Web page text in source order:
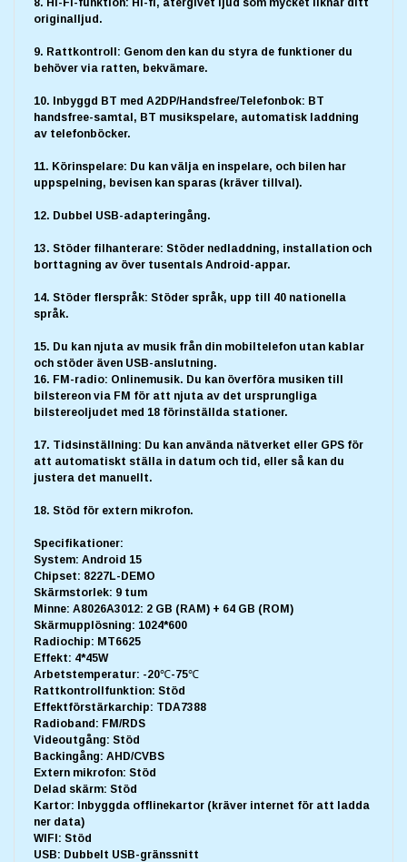
8. Hi-Fi-funktion: Hi-fi, återgivet ljud som mycket liknar ditt
originalljud.
9. Rattkontroll: Genom den kan du styra de funktioner du
behöver via ratten, bekvämare.
10. Inbyggd BT med A2DP/Handsfree/Telefonbok: BT
handsfree-samtal, BT musikspelare, automatisk laddning
av telefonböcker.
11. Körinspelare: Du kan välja en inspelare, och bilen har
uppspelning, bevisen kan sparas (kräver tillval).
12. Dubbel USB-adapteringång.
13. Stöder filhanterare: Stöder nedladdning, installation och
borttagning av över tusentals Android-appar.
14. Stöder flerspråk: Stöder språk, upp till 40 nationella
språk.
15. Du kan njuta av musik från din mobiltelefon utan kablar
och stöder även USB-anslutning.
16. FM-radio: Onlinemusik. Du kan överföra musiken till
bilstereon via FM för att njuta av det ursprungliga
bilstereoljudet med 18 förinställda stationer.
17. Tidsinställning: Du kan använda nätverket eller GPS för
att automatiskt ställa in datum och tid, eller så kan du
justera det manuellt.
18. Stöd för extern mikrofon.
Specifikationer:
System: Android 15
Chipset: 8227L-DEMO
Skärmstorlek: 9 tum
Minne: A8026A3012: 2 GB (RAM) + 64 GB (ROM)
Skärmupplösning: 1024*600
Radiochip: MT6625
Effekt: 4*45W
Arbetstemperatur: -20℃-75℃
Rattkontrollfunktion: Stöd
Effektförstärkarchip: TDA7388
Radioband: FM/RDS
Videoutgång: Stöd
Backingång: AHD/CVBS
Extern mikrofon: Stöd
Delad skärm: Stöd
Kartor: Inbyggda offlinekartor (kräver internet för att ladda
ner data)
WIFI: Stöd
USB: Dubbelt USB-gränssnitt